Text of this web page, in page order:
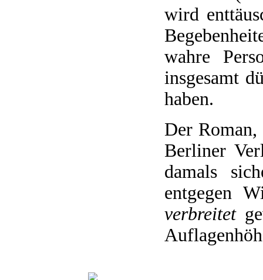
wird
wahre
insgesamt
haben.
Der
Berliner
damals
entgegen
verbreitet